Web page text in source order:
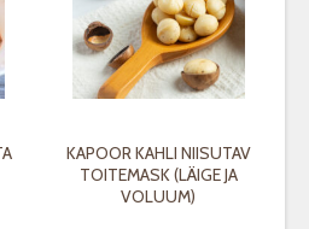
KAPOOR KAHLI NIISUTAV
TOITEMASK (LÄIGE JA
VOLUUM)